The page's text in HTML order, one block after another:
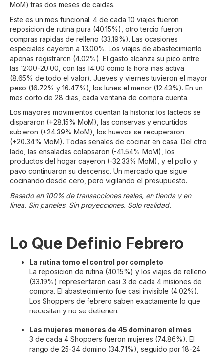
MoM) tras dos meses de caidas.
Este es un mes funcional. 4 de cada 10 viajes fueron
reposicion de rutina pura (40.15%), otro tercio fueron
compras rapidas de relleno (33.19%). Las ocasiones
especiales cayeron a 13.00%. Los viajes de abastecimiento
apenas registraron (4.02%). El gasto alcanza su pico entre
las 12:00-20:00, con las 14:00 como la hora mas activa
(8.65% de todo el valor). Jueves y viernes tuvieron el mayor
peso (16.72% y 16.47%), los lunes el menor (12.43%). En un
mes corto de 28 dias, cada ventana de compra cuenta.
Los mayores movimientos cuentan la historia: los lacteos se
dispararon (+28.15% MoM), las conservas y encurtidos
subieron (+24.39% MoM), los huevos se recuperaron
(+20.34% MoM). Todas senales de cocinar en casa. Del otro
lado, las ensaladas colapsaron (-41.54% MoM), los
productos del hogar cayeron (-32.33% MoM), y el pollo y
pavo continuaron su descenso. Un mercado que sigue
cocinando desde cero, pero vigilando el presupuesto.
Basado en 100% de transacciones reales, en tienda y en
linea. Sin paneles. Sin proyecciones. Solo realidad.
Lo Que Definio Febrero
La rutina tomo el control por completo
La reposicion de rutina (40.15%) y los viajes de relleno
(33.19%) representaron casi 3 de cada 4 misiones de
compra. El abastecimiento fue casi invisible (4.02%).
Los Shoppers de febrero saben exactamente lo que
necesitan y no se detienen.
Las mujeres menores de 45 dominaron el mes
3 de cada 4 Shoppers fueron mujeres (74.86%). El
rango de 25-34 domino (34.71%), seguido por 18-24